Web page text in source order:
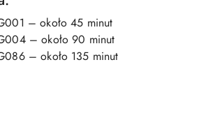
– około 45 minut
– około 90 minut
– około 135 minut